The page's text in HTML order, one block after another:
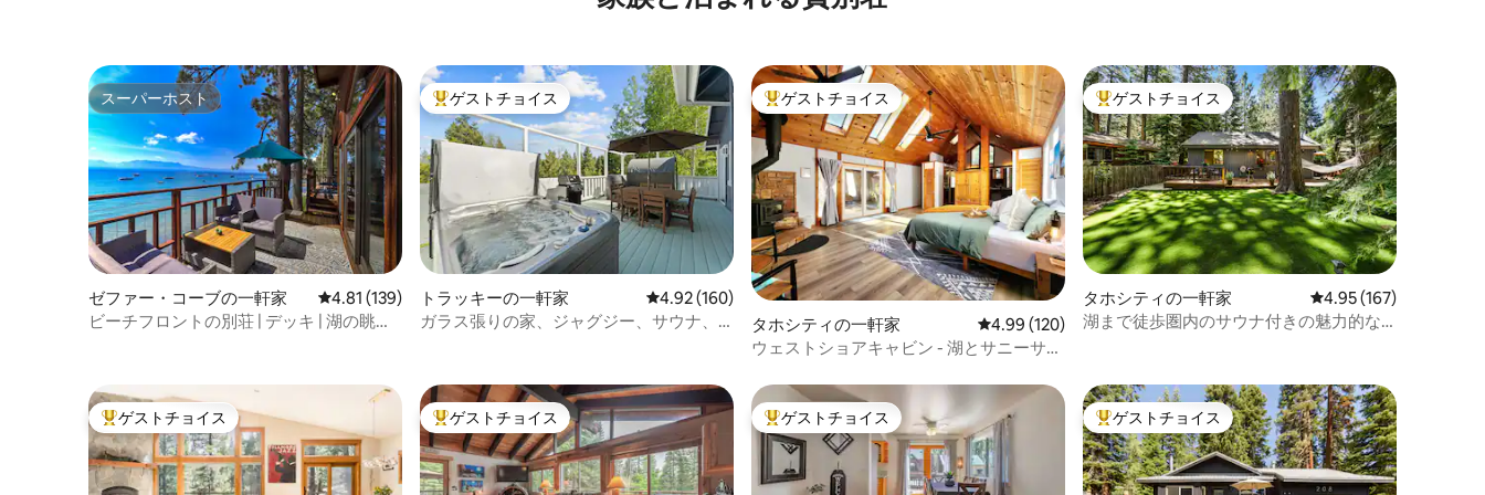
スーパーホスト
スーパーホスト
ゼファー・コーブの一軒家 レビュー139件、5つ星中4.81つ星の平均評価
4.81 (139)
ビーチフロントの別荘 | デッキ | 湖の眺望 |
大好評のゲストチョイスです。
ゲストチョイス
トラッキーの一軒家 レビュー160件、5つ星中4.92つ星の平均評価
4.92 (160)
ガラス張りの家、ジャグジー、サウナ、
大好評のゲストチョイスです。
ゲストチョイス
タホシティの一軒家 レビュー120件、5つ星中4.99つ星の平均評価
4.99 (120)
ウェストショアキャビン - 湖とサニーサイ
大好評のゲストチョイスです。
ゲストチョイス
タホシティの一軒家 レビュー167件、5つ
4.95 (167)
湖まで徒歩圏内のサウナ付きの魅力的な
大好評のゲストチョイスです。
ゲストチョイス 大好評のゲストチョイスです。
ゲストチョイス 大好評のゲストチョイスです。
ゲストチョイス 大好評のゲストチョイスです。
ゲストチョイス